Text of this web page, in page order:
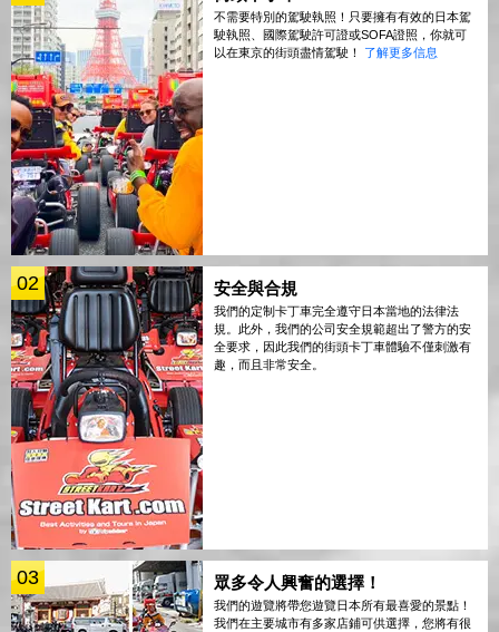
不需要特別的駕駛執照！只要擁有有效的日本駕
駛執照、國際駕駛許可證或SOFA證照，你就可
以在東京的街頭盡情駕駛！ 了解更多信息
02 安全與合規
我們的定制卡丁車完全遵守日本當地的法律法
規。此外，我們的公司安全規範超出了警方的安
全要求，因此我們的街頭卡丁車體驗不僅刺激有
趣，而且非常安全。
03 眾多令人興奮的選擇！
我們的遊覽將帶您遊覽日本所有最喜愛的景點！
我們在主要城市有多家店鋪可供選擇，您將有很